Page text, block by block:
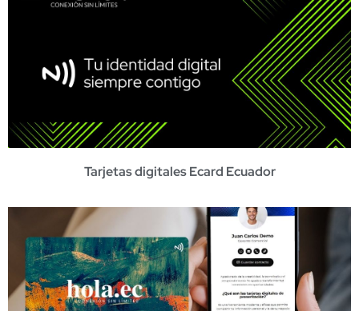
Tarjetas digitales Ecard Ecuador